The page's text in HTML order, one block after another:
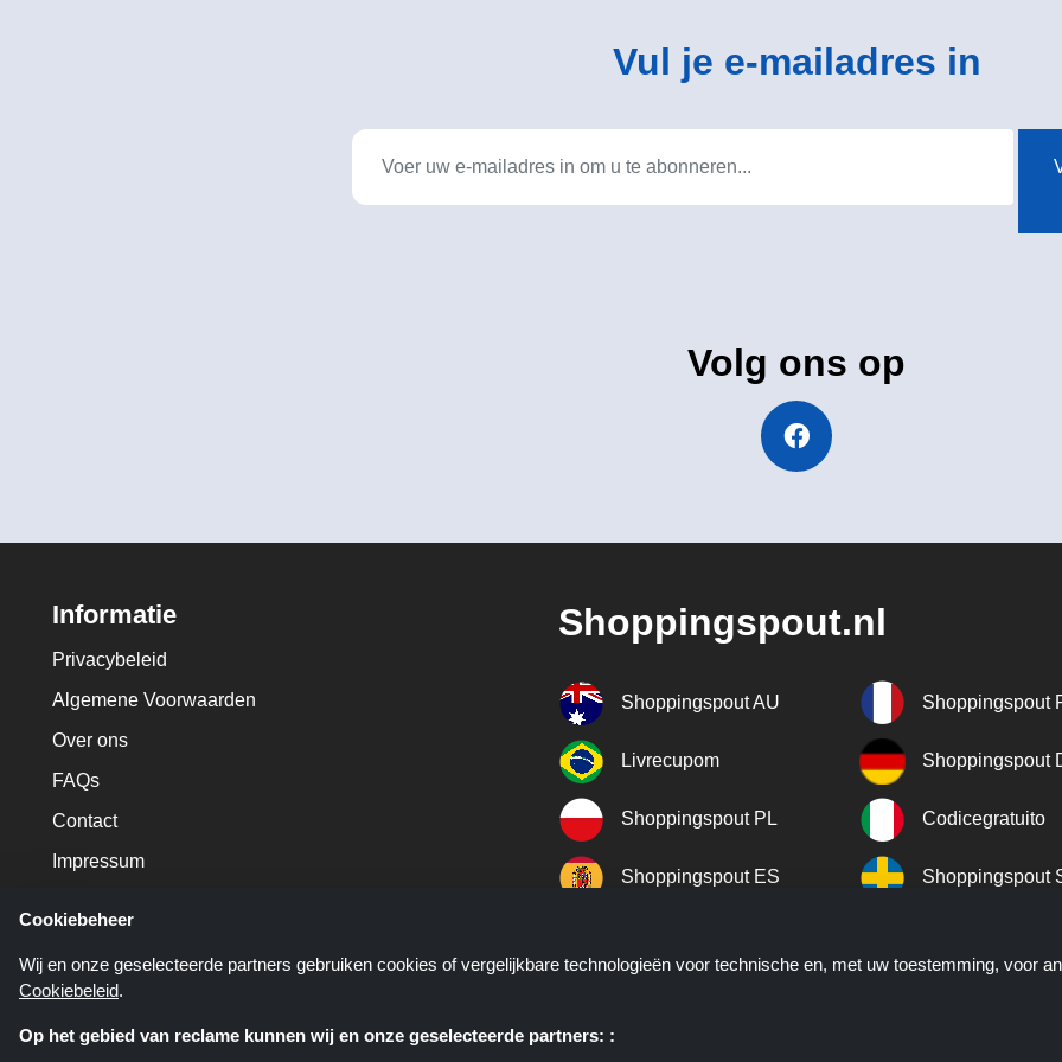
Vul je e-mailadres in
Volg ons op
Informatie
Privacybeleid
Algemene Voorwaarden
Over ons
FAQs
Contact
Impressum
Shoppingspout.nl
Shoppingspout AU Shoppingspout
Livrecupom Shoppingspout
Shoppingspout PL Codicegratuito
Shoppingspout ES Shoppingspout
Cookiebeheer
Wij en onze geselecteerde partners gebruiken cookies of vergelijkbare technologieën voor technische en, met uw toestemming, voor
Cookiebeleid.
Op het gebied van reclame kunnen wij en onze geselecteerde partners: :